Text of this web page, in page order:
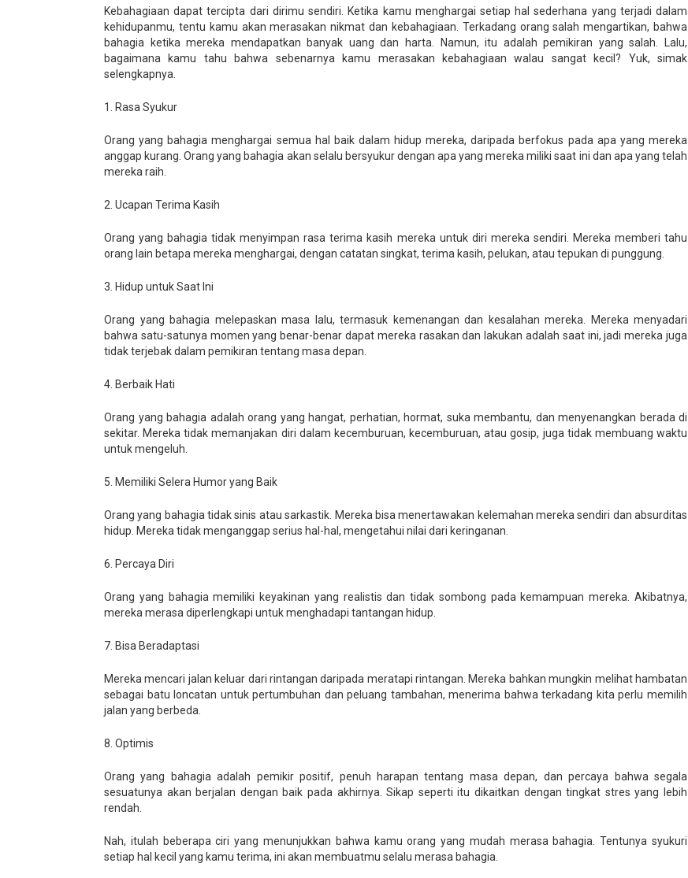
Kebahagiaan dapat tercipta dari dirimu sendiri. Ketika kamu menghargai setiap hal sederhana yang terjadi dalam
kehidupanmu, tentu kamu akan merasakan nikmat dan kebahagiaan. Terkadang orang salah mengartikan, bahwa
bahagia ketika mereka mendapatkan banyak uang dan harta. Namun, itu adalah pemikiran yang salah. Lalu,
bagaimana kamu tahu bahwa sebenarnya kamu merasakan kebahagiaan walau sangat kecil? Yuk, simak
selengkapnya.
1. Rasa Syukur
Orang yang bahagia menghargai semua hal baik dalam hidup mereka, daripada berfokus pada apa yang mereka
anggap kurang. Orang yang bahagia akan selalu bersyukur dengan apa yang mereka miliki saat ini dan apa yang telah
mereka raih.
2. Ucapan Terima Kasih
Orang yang bahagia tidak menyimpan rasa terima kasih mereka untuk diri mereka sendiri. Mereka memberi tahu
orang lain betapa mereka menghargai, dengan catatan singkat, terima kasih, pelukan, atau tepukan di punggung.
3. Hidup untuk Saat Ini
Orang yang bahagia melepaskan masa lalu, termasuk kemenangan dan kesalahan mereka. Mereka menyadari
bahwa satu-satunya momen yang benar-benar dapat mereka rasakan dan lakukan adalah saat ini, jadi mereka juga
tidak terjebak dalam pemikiran tentang masa depan.
4. Berbaik Hati
Orang yang bahagia adalah orang yang hangat, perhatian, hormat, suka membantu, dan menyenangkan berada di
sekitar. Mereka tidak memanjakan diri dalam kecemburuan, kecemburuan, atau gosip, juga tidak membuang waktu
untuk mengeluh.
5. Memiliki Selera Humor yang Baik
Orang yang bahagia tidak sinis atau sarkastik. Mereka bisa menertawakan kelemahan mereka sendiri dan absurditas
hidup. Mereka tidak menganggap serius hal-hal, mengetahui nilai dari keringanan.
6. Percaya Diri
Orang yang bahagia memiliki keyakinan yang realistis dan tidak sombong pada kemampuan mereka. Akibatnya,
mereka merasa diperlengkapi untuk menghadapi tantangan hidup.
7. Bisa Beradaptasi
Mereka mencari jalan keluar dari rintangan daripada meratapi rintangan. Mereka bahkan mungkin melihat hambatan
sebagai batu loncatan untuk pertumbuhan dan peluang tambahan, menerima bahwa terkadang kita perlu memilih
jalan yang berbeda.
8. Optimis
Orang yang bahagia adalah pemikir positif, penuh harapan tentang masa depan, dan percaya bahwa segala
sesuatunya akan berjalan dengan baik pada akhirnya. Sikap seperti itu dikaitkan dengan tingkat stres yang lebih
rendah.
Nah, itulah beberapa ciri yang menunjukkan bahwa kamu orang yang mudah merasa bahagia. Tentunya syukuri
setiap hal kecil yang kamu terima, ini akan membuatmu selalu merasa bahagia.